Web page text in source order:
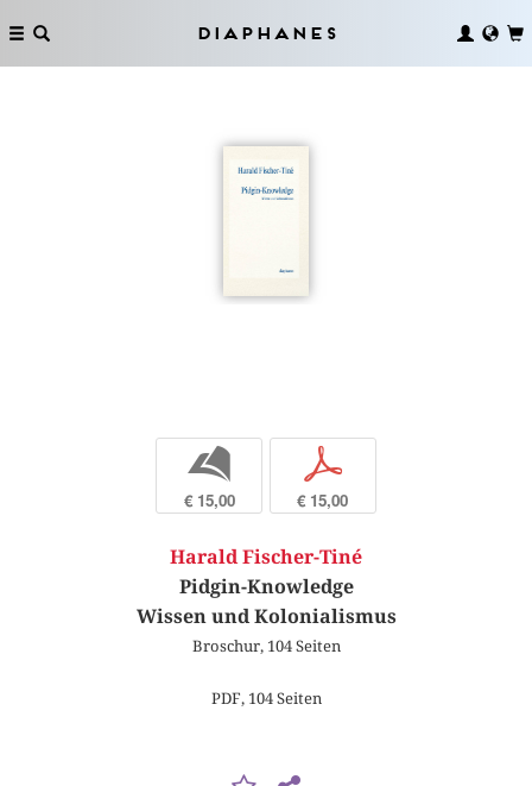
Diaphanes
b
€ 15,00
p
€ 15,00
Harald Fischer-Tiné
Pidgin-Knowledge
Wissen und Kolonialismus
Broschur, 104 Seiten
PDF, 104 Seiten